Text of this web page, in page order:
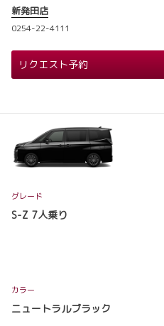
新発田店
0254-22-4111
リクエスト予約
グレード
S-Z 7人乗り
カラー
ニュートラルブラック